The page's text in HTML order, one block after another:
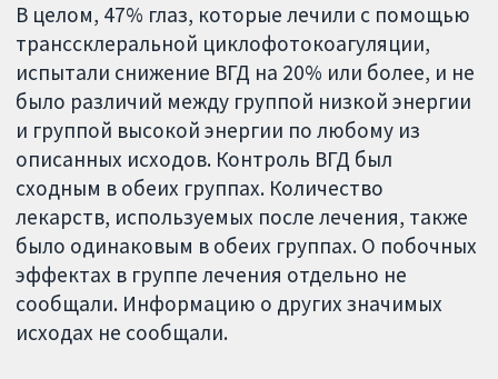
В целом, 47% глаз, которые лечили с помощью
транссклеральной циклофотокоагуляции,
испытали снижение ВГД на 20% или более, и не
было различий между группой низкой энергии
и группой высокой энергии по любому из
описанных исходов. Контроль ВГД был
сходным в обеих группах. Количество
лекарств, используемых после лечения, также
было одинаковым в обеих группах. О побочных
эффектах в группе лечения отдельно не
сообщали. Информацию о других значимых
исходах не сообщали.